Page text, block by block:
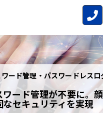
ード管理・パスワードレスロ
ード管理が不要に。
なセキュリティを実現